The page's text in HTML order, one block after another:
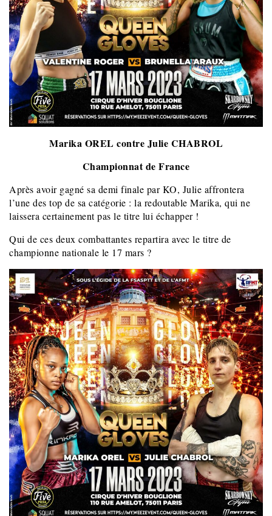
Marika OREL contre Julie CHABROL
Championnat de France
Après avoir gagné sa demi finale par KO, Julie affrontera
l’une des top de sa catégorie : la redoutable Marika, qui ne
laissera certainement pas le titre lui échapper !
Qui de ces deux combattantes repartira avec le titre de
championne nationale le 17 mars ?